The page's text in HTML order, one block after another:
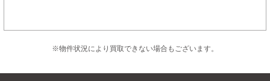
※物件状況により買取できない場合もございます。